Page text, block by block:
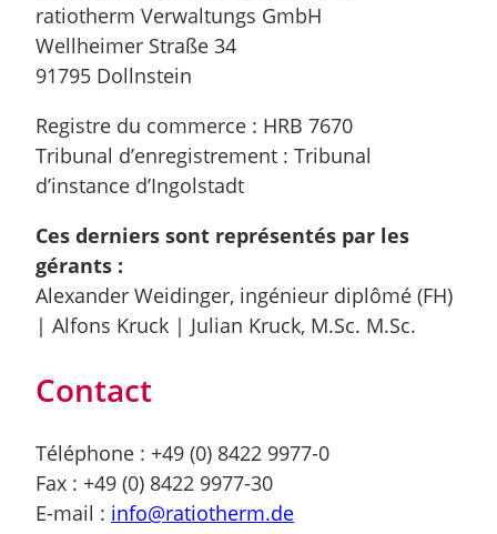
ratiotherm Verwaltungs GmbH
Wellheimer Straße 34
91795 Dollnstein
Registre du commerce : HRB 7670
Tribunal d’enregistrement : Tribunal
d’instance d’Ingolstadt
Ces derniers sont représentés par les
gérants :
Alexander Weidinger, ingénieur diplômé (FH)
| Alfons Kruck | Julian Kruck, M.Sc. M.Sc.
Contact
Téléphone : +49 (0) 8422 9977-0
Fax : +49 (0) 8422 9977-30
E-mail : info@ratiotherm.de